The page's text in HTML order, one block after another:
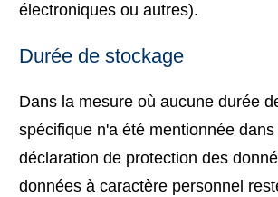
électroniques ou autres).
Durée de stockage
Dans la mesure où aucune durée
spécifique n'a été mentionnée
déclaration de protection des
données à caractère personnel